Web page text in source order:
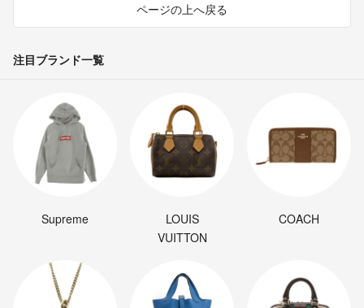
ページの上へ戻る
注目ブランド一覧
Supreme
LOUIS
VUITTON
COACH